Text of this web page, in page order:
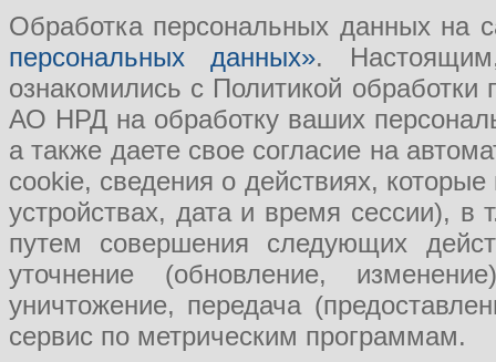
Обработка персональных данных на
персональных данных».
ознакомились с Политикой
АО НРД на обработку ваших
а также даете свое согласие на
cookie, сведения о действиях,
устройствах, дата и время сессии), в
путем совершения следующих
уточнение (обновление,
уничтожение, передача
сервис по метрическим программам.